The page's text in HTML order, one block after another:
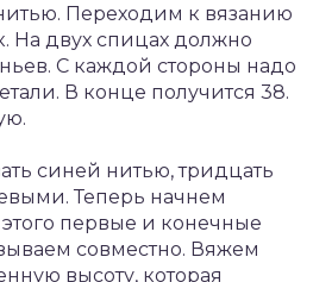
Переходим к вязанию
На двух спицах должно
С каждой стороны надо
В конце получится 38.
синей нитью, тридцать
Теперь начнем
первые и конечные
совместно. Вяжем
высоту, которая